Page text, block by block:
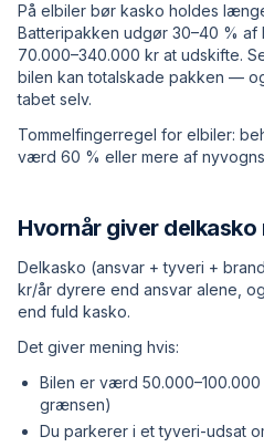
På elbiler bør kasko holdes
Batteripakken udgør 30–40 %
70.000–340.000 kr at udskifte.
bilen kan totalskade pakken —
tabet selv.
Tommelfingerregel for elbiler:
værd 60 % eller mere af
Hvornår giver delkasko
Delkasko (ansvar + tyveri +
kr/år dyrere end ansvar alene,
end fuld kasko.
Det giver mening hvis:
Bilen er værd
grænsen)
Du parkerer i et tyveri-udsat